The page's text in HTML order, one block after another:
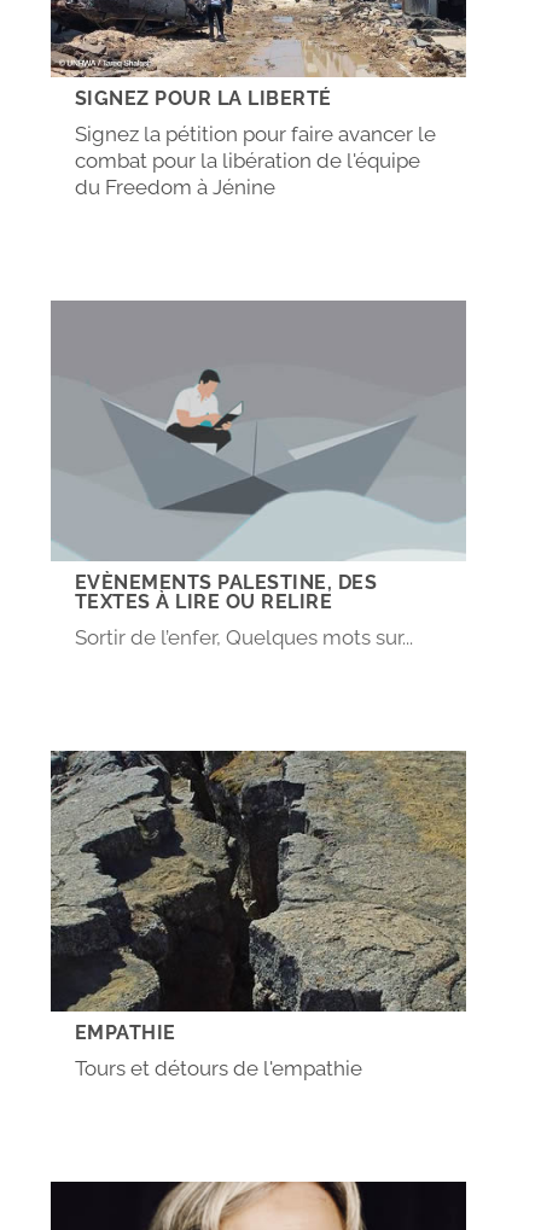
SIGNEZ POUR LA LIBERTÉ
Signez la pétition pour faire avancer le
combat pour la libération de l'équipe
du Freedom à Jénine
EVÈNEMENTS PALESTINE, DES
TEXTES À LIRE OU RELIRE
Sortir de l’enfer, Quelques mots sur...
EMPATHIE
Tours et détours de l'empathie